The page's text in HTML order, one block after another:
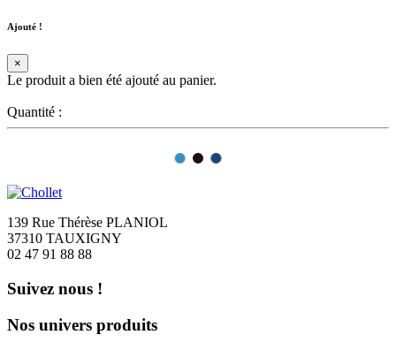
Ajouté !
×
Le produit a bien été ajouté au panier.
Quantité :
139 Rue Thérèse PLANIOL
37310 TAUXIGNY
02 47 91 88 88
Suivez nous !
Nos univers produits